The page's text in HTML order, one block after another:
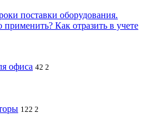
поставки оборудования.
Как отразить в учете
офиса 42 2
122 2